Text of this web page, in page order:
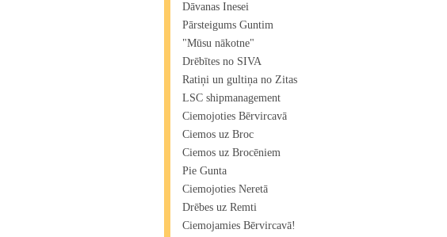
Dāvanas Inesei
Pārsteigums Guntim
"Mūsu nākotne"
Drēbītes no SIVA
Ratiņi un gultiņa no Zitas
LSC shipmanagement
Ciemojoties Bērvircavā
Ciemos uz Broc
Ciemos uz Brocēniem
Pie Gunta
Ciemojoties Neretā
Drēbes uz Remti
Ciemojamies Bērvircavā!